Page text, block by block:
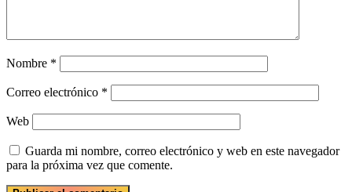
Nombre *
Correo electrónico *
Web
Guarda mi nombre, correo electrónico y web en este navegador
para la próxima vez que comente.